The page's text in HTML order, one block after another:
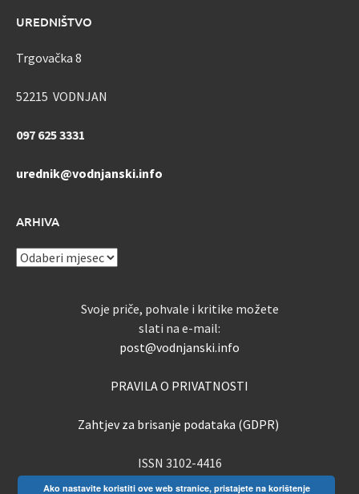
UREDNIŠTVO
Trgovačka 8
52215 VODNJAN
097 625 3331
urednik@vodnjanski.info
ARHIVA
ARHIVA
Svoje priče, pohvale i kritike možete
slati na e-mail:
post@vodnjanski.info
PRAVILA O PRIVATNOSTI
Zahtjev za brisanje podataka (GDPR)
ISSN 3102-4416
Ako nastavite koristiti ove web stranice, pristajete na korištenje